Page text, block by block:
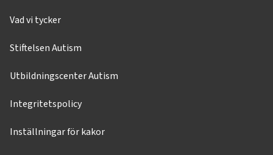
Vad vi tycker
Stiftelsen Autism
Utbildningscenter Autism
Integritetspolicy
Inställningar för kakor